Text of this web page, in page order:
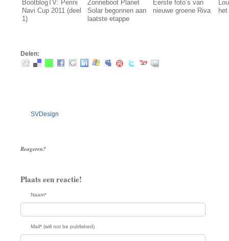
Bootblog TV: Perini
Navi Cup 2011 (deel
1)
Zonneboot Planet
Solar begonnen aan
laatste etappe
Eerste foto’s van
nieuwe groene Riva
Delen:
SVDesign
Reageren?
Plaats een reactie!
Naam*
Mail* (will not be published)